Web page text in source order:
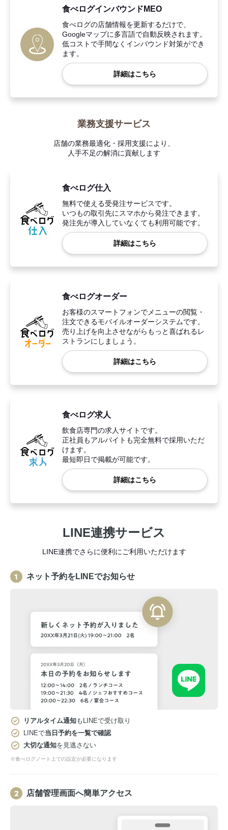
食べログインバウンドMEO
食べログの店舗情報を更新するだけで、
Googleマップに多言語で自動反映されます。
低コストで手間なくインバウンド対策ができ
ます。
詳細はこちら
業務支援サービス
店舗の業務最適化・採用支援により、
人手不足の解消に貢献します
食べログ仕入
無料で使える受発注サービスです。
いつもの取引先にスマホから発注できます。
発注先が導入していなくても利用可能です。
詳細はこちら
食べログオーダー
お客様のスマートフォンでメニューの閲覧・
注文できるモバイルオーダーシステムです。
売り上げを向上させながらもっと喜ばれるレ
ストランにしましょう。
詳細はこちら
食べログ求人
飲食店専門の求人サイトです。
正社員もアルバイトも完全無料で採用いただ
けます。
最短即日で掲載が可能です。
詳細はこちら
LINE連携サービス
LINE連携でさらに便利にご利用いただけます
ネット予約をLINEでお知らせ
リアルタイム通知もLINEで受け取り
LINEで当日予約を一覧で確認
大切な通知を見逃さない
※食べログノート上での設定が必要になります
店舗管理画面へ簡単アクセス